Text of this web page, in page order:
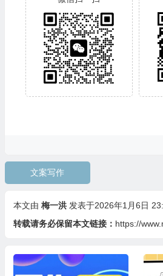
文案写作
本文由 梅一洪 发表于2026年1月6日
转载请务必保留本文链接： https://